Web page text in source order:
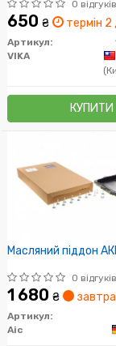
0 відгуків
650 ₴ термін 2
Артикул:
VIKA
КУПИТИ
Масляний піддон
0 відгуків
1 680 ₴ завтра
Артикул:
Aic